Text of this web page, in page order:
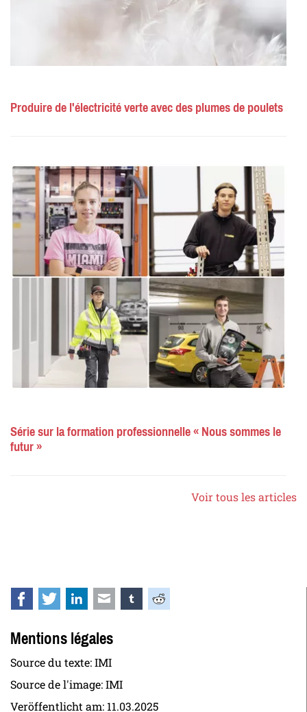
Produire de l'électricité verte avec des plumes de poulets
Série sur la formation professionnelle « Nous sommes le
futur »
Voir tous les articles
Facebook
TwitterLinkedInE-mail tumblrReddit
Mentions légales
Source du texte: IMI
Source de l'image: IMI
Veröffentlicht am: 11.03.2025